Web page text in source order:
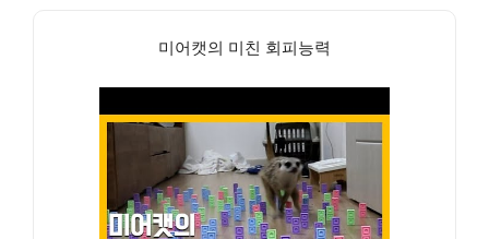
미어캣의 미친 회피능력